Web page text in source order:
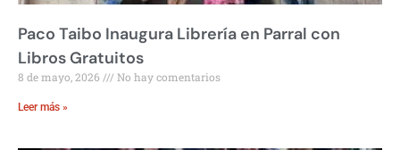
Paco Taibo Inaugura Librería en Parral con
Libros Gratuitos
8 de mayo, 2026 No hay comentarios
Leer más »